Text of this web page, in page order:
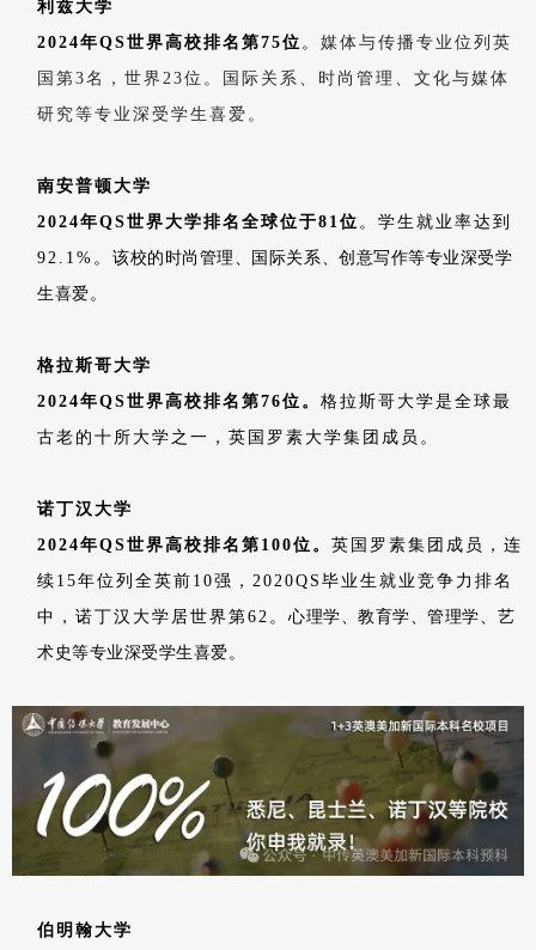
利兹大学
2024年QS世界高校排名第75位 。 媒体与传播专业位列英
国第3名，世界23位。国际关系、时尚管理、文化与媒体
研究等专业深受学生喜爱。
南安普顿大学
2024年QS世界大学排名全球位于81位 。学生就业率达到
92.1%。 该校的时尚管理、国际关系、创意写作等专业深受学
生喜爱。
格拉斯哥大学
2024年QS世界高校排名第76位。 格拉斯哥大学是全球最
古老的十所大学之一，英国罗素大学集团成员。
诺丁汉大学
2024年QS世界高校排名第100位。 英国罗素集团成员，连
续15年位列全英前10强，2020QS毕业生就业竞争力排名
中，诺丁汉大学居世界第62。 心理学、教育学、管理学、艺
术史等专业深受学生喜爱。
伯明翰大学